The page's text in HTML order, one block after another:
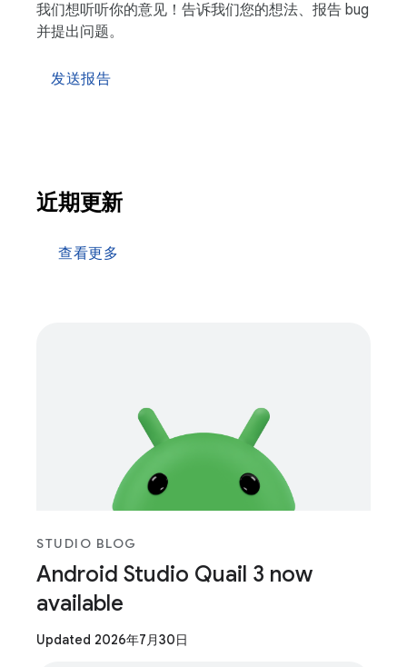
我们想听听你的意见！告诉我们您的想法、报告 bug
并提出问题。
发送报告
近期更新
查看更多
STUDIO BLOG
Android Studio Quail 3 now
available
Updated 2026年7月30日